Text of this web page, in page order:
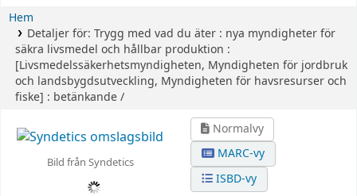
Hem
Detaljer för: Trygg med vad du äter : nya myndigheter för
säkra livsmedel och hållbar produktion :
[Livsmedelssäkerhetsmyndigheten, Myndigheten för jordbruk
och landsbygdsutveckling, Myndigheten för havsresurser och
fiske] : betänkande /
Bild från Syndetics
Normalvy
MARC-vy
ISBD-vy